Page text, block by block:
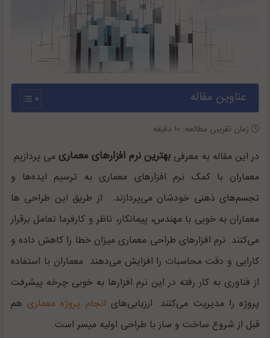
عناوین مقاله
زمان تقریبی مطالعه: ۱۰ دقیقه
در این مقاله به معرفی بهترین نرم افزارهای معماریمی پردازیم.
معماران با کمک نرم افزارهای معماری به ترسیم ایده‌ها و
تجسم‌های ذهنی خودشان می‌پردازند. از طریق این طراحی ها
معماران به خوبی با مهندس، پیمانکار، ناظر و کارفرما تعامل برقرار
می‌کنند. نرم افزارهای طراحی معماری میزان خطا را کاهش داده و
کارایی و دقت محاسبات را افزایش می‌دهند. معماران با استفاده
از فناوری به کار رفته در این نرم افزارها به خوبی چرخه پیشرفت
پروژه را مدیریت می‌کنند. ارزیابی‌های انجام پروژه معماریهم
قبل از شروع ساخت و ساز با طراحی اولیه میسر است.